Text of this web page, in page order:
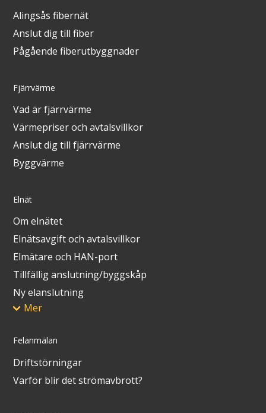
Alingsås fibernät
Anslut dig till fiber
Pågående fiberutbyggnader
Fjärrvärme
Vad är fjärrvärme
Värmepriser och avtalsvillkor
Anslut dig till fjärrvärme
Byggvärme
Elnät
Om elnätet
Elnätsavgift och avtalsvillkor
Elmätare och HAN-port
Tillfällig anslutning/byggskåp
Ny elanslutning
Mer
Felanmälan
Driftstörningar
Varför blir det strömavbrott?